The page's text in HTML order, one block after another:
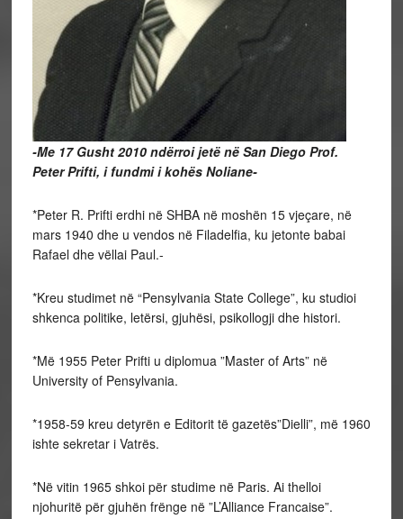
-Me 17 Gusht 2010 ndërroi jetë në San Diego Prof.
Peter Prifti, i fundmi i kohës Noliane-
*Peter R. Prifti erdhi në SHBA në moshën 15 vjeçare, në
mars 1940 dhe u vendos në Filadelfia, ku jetonte babai
Rafael dhe vëllai Paul.-
*Kreu studimet në “Pensylvania State College”, ku studioi
shkenca politike, letërsi, gjuhësi, psikollogji dhe histori.
*Më 1955 Peter Prifti u diplomua ”Master of Arts” në
University of Pensylvania.
*1958-59 kreu detyrën e Editorit të gazetës”Dielli”, më 1960
ishte sekretar i Vatrës.
*Në vitin 1965 shkoi për studime në Paris. Ai thelloi
njohuritë për gjuhën frënge në ”L’Alliance Francaise”.